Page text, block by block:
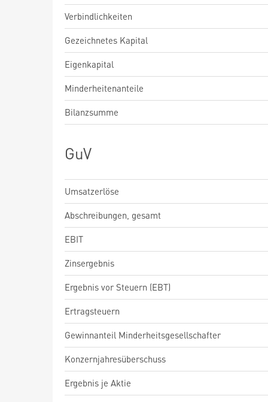
Verbindlichkeiten
Gezeichnetes Kapital
Eigenkapital
Minderheitenanteile
Bilanzsumme
GuV
Umsatzerlöse
Abschreibungen, gesamt
EBIT
Zinsergebnis
Ergebnis vor Steuern (EBT)
Ertragsteuern
Gewinnanteil Minderheitsgesellschafter
Konzernjahresüberschuss
Ergebnis je Aktie